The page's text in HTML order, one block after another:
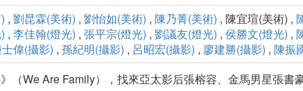
, 劉昆霖(美術) , 劉怡如(美術) , 陳乃菁(美術) , 陳宜瑄(美術) ,
, 李佳翰(燈光) , 張平宗(燈光) , 劉議友(燈光) , 侯勝文(燈光) ,
偉(攝影) , 孫紀明(攝影) , 呂昭宏(攝影) , 廖建勝(攝影) , 陳振
（We Are Family），找來亞太影后張榕容、金馬男星張書